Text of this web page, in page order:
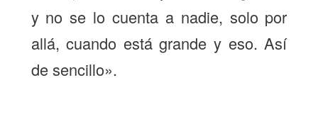
y no se lo cuenta a nadie, solo por
allá, cuando está grande y eso. Así
de sencillo».